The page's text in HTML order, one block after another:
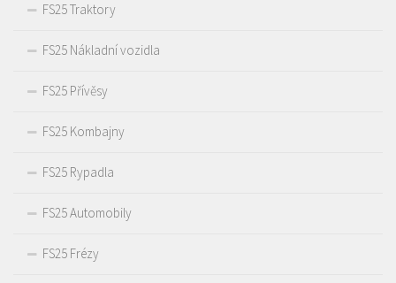
FS25 Traktory
FS25 Nákladní vozidla
FS25 Přívěsy
FS25 Kombajny
FS25 Rypadla
FS25 Automobily
FS25 Frézy